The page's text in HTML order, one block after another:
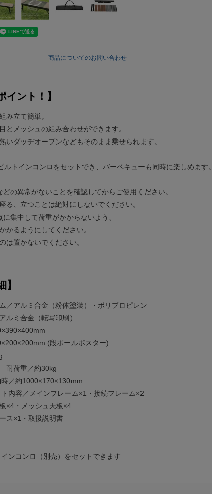
商品についてのお問い合わせ
イント！】
み立て簡単。
とメッシュの組み合わせができます。
いダッヂオーブンなどもそのまま乗せられます。
ルトインコンロをセットでき、バーベキューも同時に楽しめます。
の異常がないことを確認してからご使用ください。
る、立つことは絶対にしないでください。
集中して荷重がかからないよう、
かるようにしてください。
は置かないでください。
】
アルミ合金（粉体塗装）・ポリプロピレン
合金（転写印刷）
(段ボールポスター)
荷重／約30kg
メインフレーム×1・接続フレーム×2
メッシュ天板×4
・取扱説明書
ンコンロ（別売）をセットできます